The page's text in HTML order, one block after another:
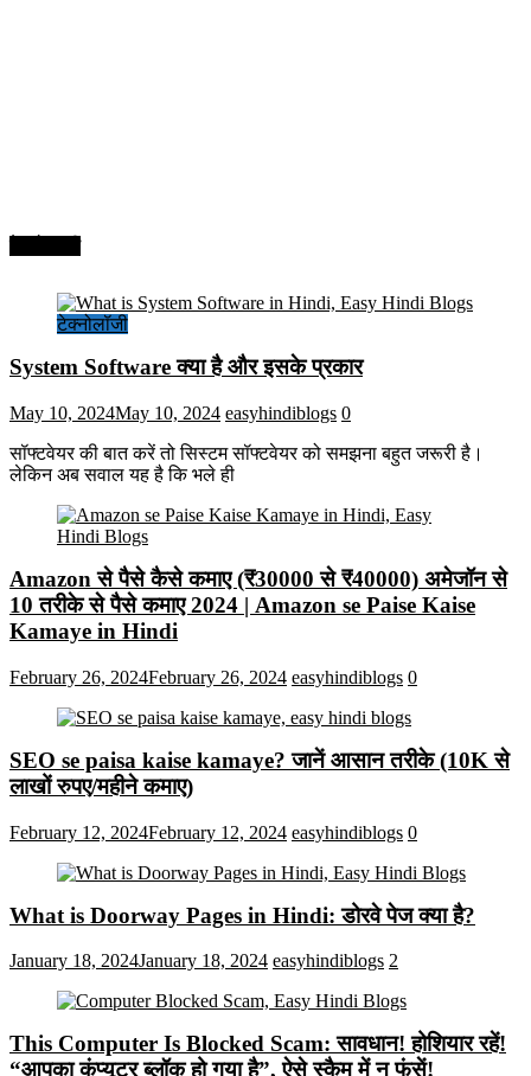
टेक्नोलॉजी
System Software क्या है और इसके प्रकार
May 10, 2024May 10, 2024 easyhindiblogs 0
सॉफ्टवेयर की बात करें तो सिस्टम सॉफ्टवेयर को समझना बहुत जरूरी है।
लेकिन अब सवाल यह है कि भले ही
Amazon से पैसे कैसे कमाए (₹30000 से ₹40000) अमेजॉन से
10 तरीके से पैसे कमाए 2024 | Amazon se Paise Kaise
Kamaye in Hindi
February 26, 2024February 26, 2024 easyhindiblogs 0
SEO se paisa kaise kamaye? जानें आसान तरीके (10K से
लाखों रुपए/महीने कमाए)
February 12, 2024February 12, 2024 easyhindiblogs 0
What is Doorway Pages in Hindi: डोरवे पेज क्या है?
January 18, 2024January 18, 2024 easyhindiblogs 2
This Computer Is Blocked Scam: सावधान! होशियार रहें!
“आपका कंप्यूटर ब्लॉक हो गया है”, ऐसे स्कैम में न फंसें!